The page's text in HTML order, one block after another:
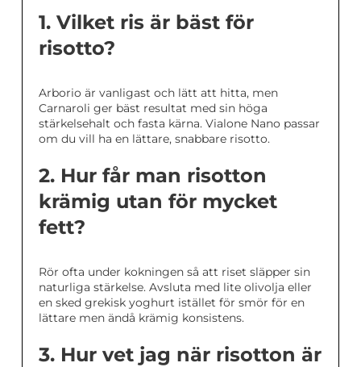
1. Vilket ris är bäst för
risotto?
Arborio är vanligast och lätt att hitta, men
Carnaroli ger bäst resultat med sin höga
stärkelsehalt och fasta kärna. Vialone Nano passar
om du vill ha en lättare, snabbare risotto.
2. Hur får man risotton
krämig utan för mycket
fett?
Rör ofta under kokningen så att riset släpper sin
naturliga stärkelse. Avsluta med lite olivolja eller
en sked grekisk yoghurt istället för smör för en
lättare men ändå krämig konsistens.
3. Hur vet jag när risotton är